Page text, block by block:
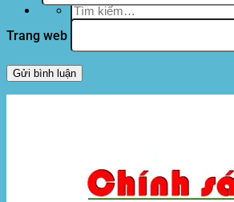
kiếm:
Trang web